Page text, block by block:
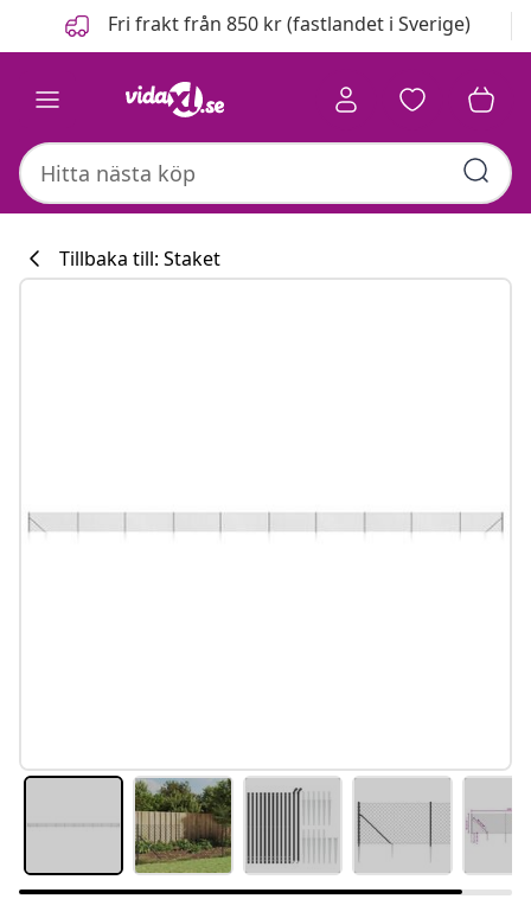
FöregåendeFri frakt från 850 kr (fastlandet i Sverige)
Tillbaka till: Staket